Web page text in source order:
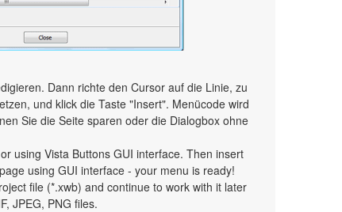
Dann richte den Cursor auf die Linie, zu
und klick die Taste "Insert". Menücode wird
Sie die Seite sparen oder die Dialogbox ohne
using Vista Buttons GUI interface. Then insert
using GUI interface - your menu is ready!
file (*.xwb) and continue to work with it later
JPEG, PNG files.